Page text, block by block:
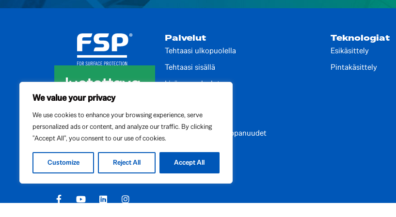
We value your privacy
We use cookies to enhance your browsing experience, serve
personalized ads or content, and analyze our traffic. By clicking
"Accept All", you consent to our use of cookies.
Customize Reject All Accept All
Palvelut
Tehtaasi ulkopuolella
Tehtaasi sisällä
Lisäarvopalvelut
Kehityspalvelut
Kansainväliset kumppanuudet
Paikalliset palvelut
Teknologiat
Esikäsittely
Pintakäsittely